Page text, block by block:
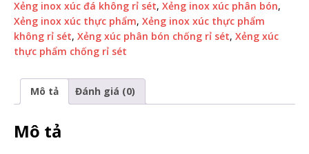
Xẻng inox xúc đá không rỉ sét, Xẻng inox xúc phân bón,
Xẻng inox xúc thực phẩm, Xẻng inox xúc thực phẩm
không rỉ sét, Xẻng xúc phân bón chống rỉ sét, Xẻng xúc
thực phẩm chống rỉ sét
Mô tả Đánh giá (0)
Mô tả